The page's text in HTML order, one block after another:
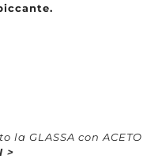
GLASSA con ACETO
>